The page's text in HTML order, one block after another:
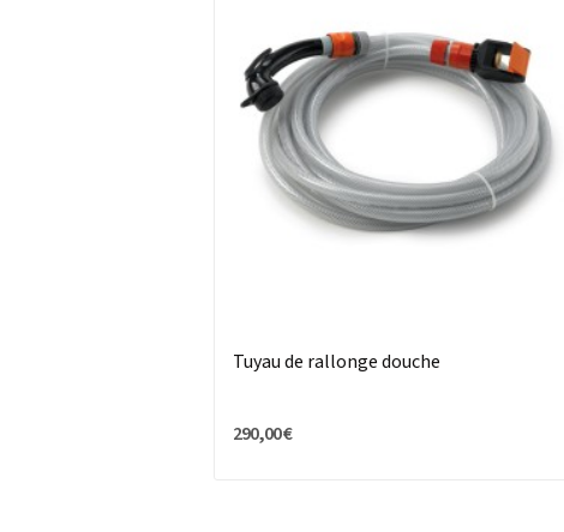
Tuyau de rallonge douche
290,00 €